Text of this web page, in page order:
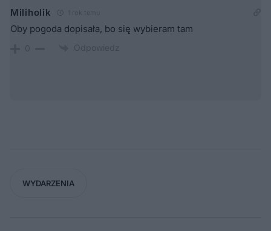
Miliholik
Oby pogoda dopisała, bo się wybieram tam
WYDARZENIA